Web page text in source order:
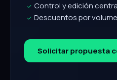
✓ Control y edición
✓ Descuentos por
Solicitar propuesta